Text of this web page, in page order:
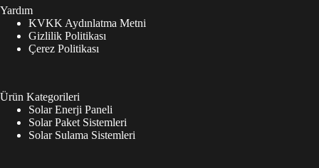
Yardım
KVKK Aydınlatma Metni
Gizlilik Politikası
Çerez Politikası
Ürün Kategorileri
Solar Enerji Paneli
Solar Paket Sistemleri
Solar Sulama Sistemleri